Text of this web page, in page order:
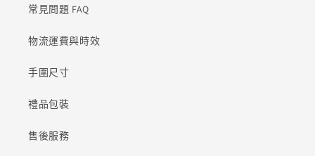
常見問題 FAQ
物流運費與時效
手圍尺寸
禮品包裝
售後服務